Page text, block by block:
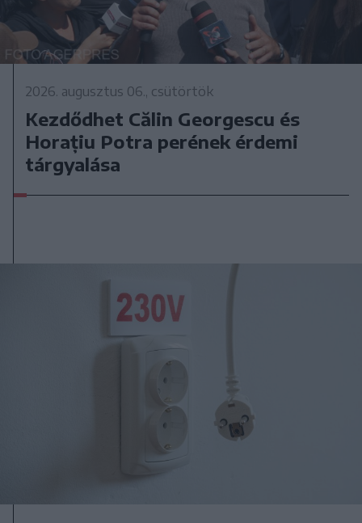
2026. augusztus 06., csütörtök
Kezdődhet Călin Georgescu és
Horațiu Potra perének érdemi
tárgyalása